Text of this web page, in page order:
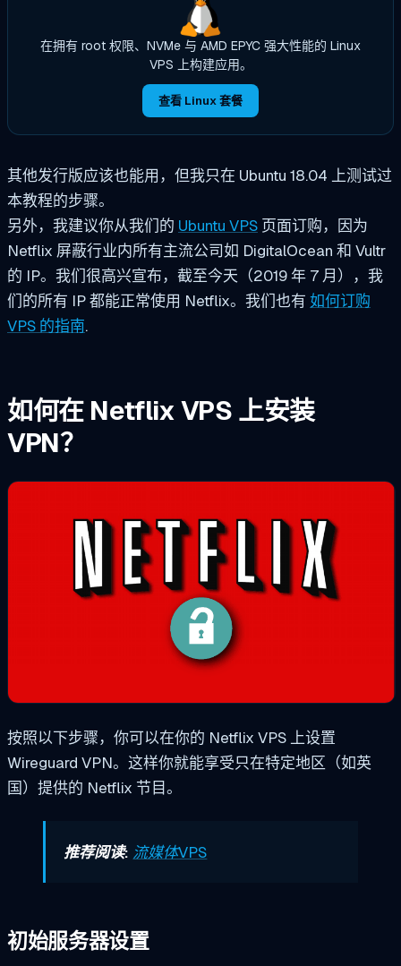
在拥有 root 权限、NVMe 与 AMD EPYC 强大性能的 Linux
VPS 上构建应用。
查看 Linux 套餐
其他发行版应该也能用，但我只在 Ubuntu 18.04 上测试过
本教程的步骤。
另外，我建议你从我们的 Ubuntu VPS 页面订购，因为
Netflix 屏蔽行业内所有主流公司如 DigitalOcean 和 Vultr
的 IP。我们很高兴宣布，截至今天（2019 年 7 月），我
们的所有 IP 都能正常使用 Netflix。我们也有 如何订购
VPS 的指南.
如何在 Netflix VPS 上安装
VPN？
按照以下步骤，你可以在你的 Netflix VPS 上设置
Wireguard VPN。这样你就能享受只在特定地区（如英
国）提供的 Netflix 节目。
推荐阅读: 流媒体VPS
初始服务器设置